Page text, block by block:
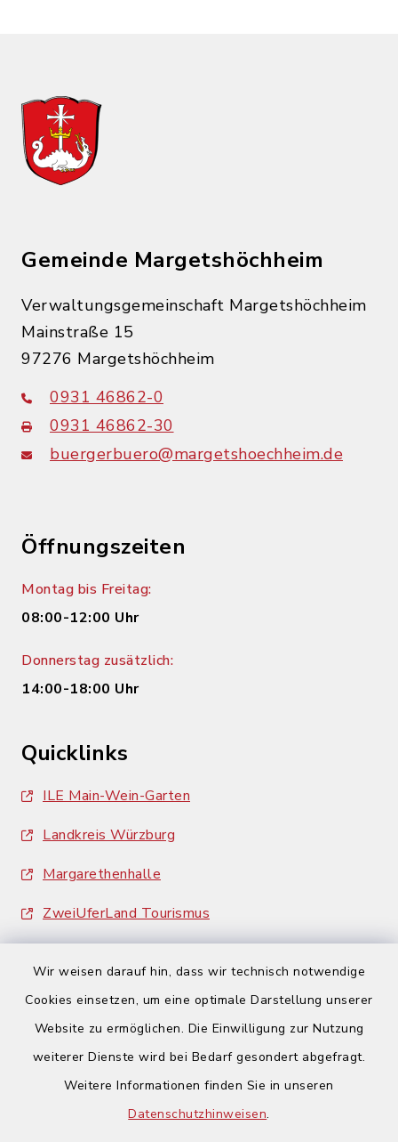
Wir weisen darauf hin, dass wir technisch notwendige
Cookies einsetzen, um eine optimale Darstellung unserer
Website zu ermöglichen. Die Einwilligung zur Nutzung
weiterer Dienste wird bei Bedarf gesondert abgefragt.
Weitere Informationen finden Sie in unseren
Datenschutzhinweisen.
Gemeinde Margetshöchheim
Verwaltungsgemeinschaft Margetshöchheim
Mainstraße 15
97276 Margetshöchheim
0931 46862-0
0931 46862-30
buergerbuero@margetshoechheim.de
Öffnungszeiten
Montag bis Freitag:
08:00-12:00 Uhr
Donnerstag zusätzlich:
14:00-18:00 Uhr
Quicklinks
ILE Main-Wein-Garten
Landkreis Würzburg
Margarethenhalle
ZweiUferLand Tourismus
Barrierefreiheit